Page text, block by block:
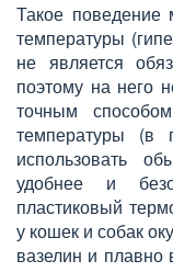
Такое
температуры
не является
поэтому на него
точным
температуры (в
использовать
удобнее и
пластиковый
у кошек и собак
вазелин и